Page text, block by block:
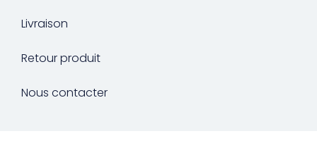
Livraison
Retour produit
Nous contacter